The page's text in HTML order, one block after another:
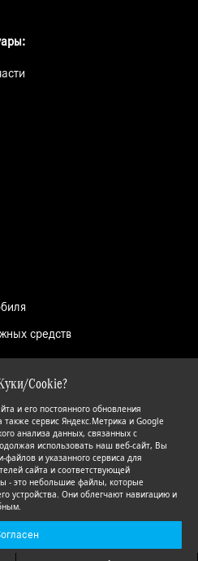
средств
автомобилей
Cookie?
и его постоянного обновления
также сервис Яндекс.Метрика и Google
анализа данных, связанных с
использовать наш веб-сайт, Вы
файлов и указанного сервиса для
сайта и соответствующей
- это небольшие файлы, которые
устройства. Они облегчают навигацию и